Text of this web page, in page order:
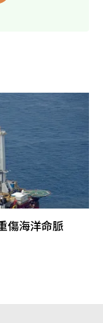
傷海洋命脈